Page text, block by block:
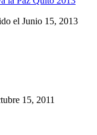
el Junio 15, 2013
15, 2011